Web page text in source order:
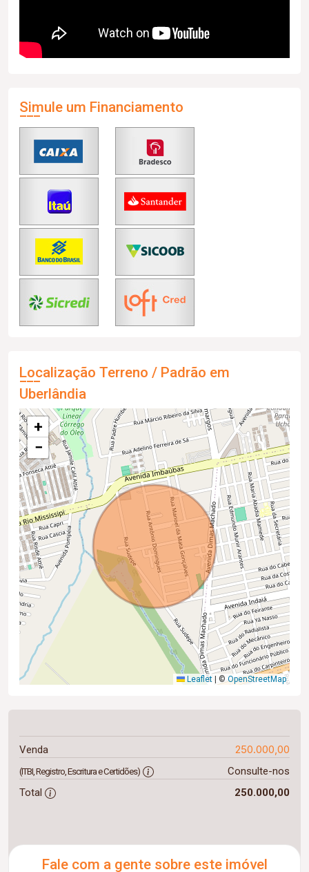
Simule um Financiamento
Localização Terreno / Padrão em
Uberlândia
+
−
Leaflet ©OpenStreetMap
Venda 250.000,00
(ITBI, Registro, Escritura e Certidões)
Consulte-nos
Total
250.000,00
Fale com a gente sobre este imóvel